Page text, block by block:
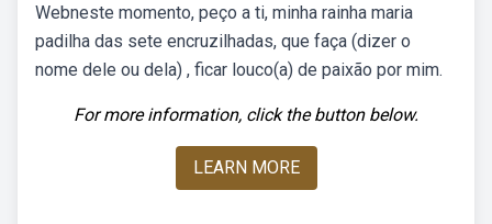
Webneste momento, peço a ti, minha rainha maria
padilha das sete encruzilhadas, que faça (dizer o
nome dele ou dela) , ficar louco(a) de paixão por mim.
For more information, click the button below.
LEARN MORE